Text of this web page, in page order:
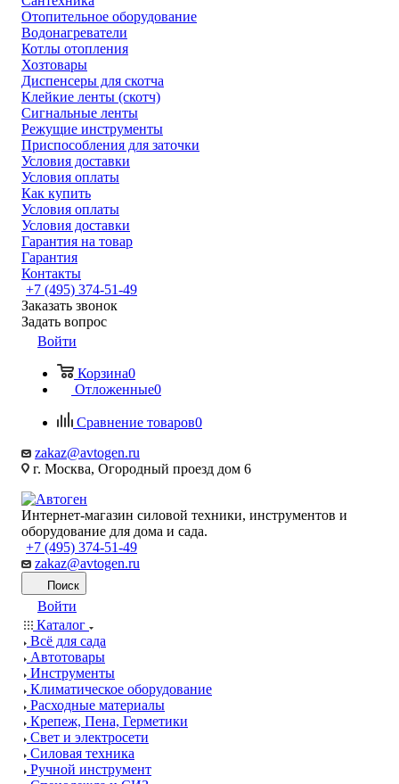
Отопительное оборудование
Водонагреватели
Котлы отопления
Хозтовары
Диспенсеры для скотча
Клейкие ленты (скотч)
Сигнальные ленты
Режущие инструменты
Приспособления для заточки
Условия доставки
Условия оплаты
Как купить
Условия оплаты
Условия доставки
Гарантия на товар
Гарантия
Контакты
+7 (495) 374-51-49
Заказать звонок
Задать вопрос
Войти
Корзина0
Отложенные0
Сравнение товаров0
zakaz@avtogen.ru
г. Москва, Огородный проезд дом 6
Интернет-магазин силовой техники, инструментов и
оборудование для дома и сада.
+7 (495) 374-51-49
zakaz@avtogen.ru
Поиск
Войти
Каталог
Всё для сада
Автотовары
Инструменты
Климатическое оборудование
Расходные материалы
Крепеж, Пена, Герметики
Свет и электросети
Силовая техника
Ручной инструмент